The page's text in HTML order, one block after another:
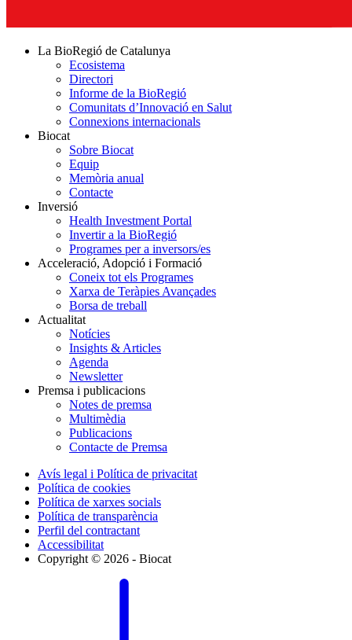
La BioRegió de Catalunya
Ecosistema
Directori
Informe de la BioRegió
Comunitats d’Innovació en Salut
Connexions internacionals
Biocat
Sobre Biocat
Equip
Memòria anual
Contacte
Inversió
Health Investment Portal
Invertir a la BioRegió
Programes per a inversors/es
Acceleració, Adopció i Formació
Coneix tot els Programes
Xarxa de Teràpies Avançades
Borsa de treball
Actualitat
Notícies
Insights & Articles
Agenda
Newsletter
Premsa i publicacions
Notes de premsa
Multimèdia
Publicacions
Contacte de Premsa
Avís legal i Política de privacitat
Política de cookies
Política de xarxes socials
Política de transparència
Perfil del contractant
Accessibilitat
Copyright © 2026 - Biocat